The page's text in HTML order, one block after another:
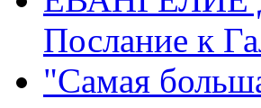
Послание к
"Самая